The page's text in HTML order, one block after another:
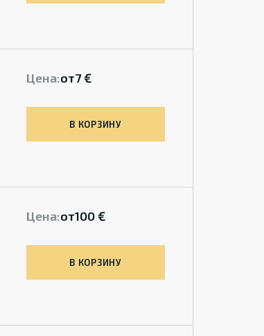
Цена:от7 €
В КОРЗИНУ
Цена:от100 €
В КОРЗИНУ